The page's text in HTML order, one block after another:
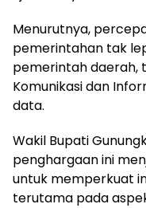
Menurutnya,
pemerintahan tak
pemerintah daerah,
Komunikasi dan
data.
Wakil Bupati
penghargaan ini
untuk memperkuat
terutama pada